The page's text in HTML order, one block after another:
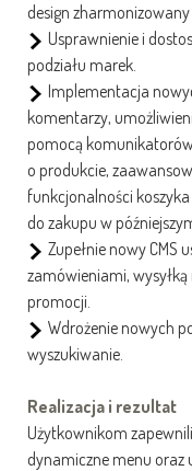
design
Usprawnienie i
podziału marek.
Implementacja
komentarzy,
pomocą
o produkcie,
funkcjonalności
do zakupu w
Zupełnie nowy CMS
zamówieniami,
promocji.
Wdrożenie nowych
wyszukiwanie.
Realizacja i rezultat
Użytkownikom
dynamiczne menu oraz